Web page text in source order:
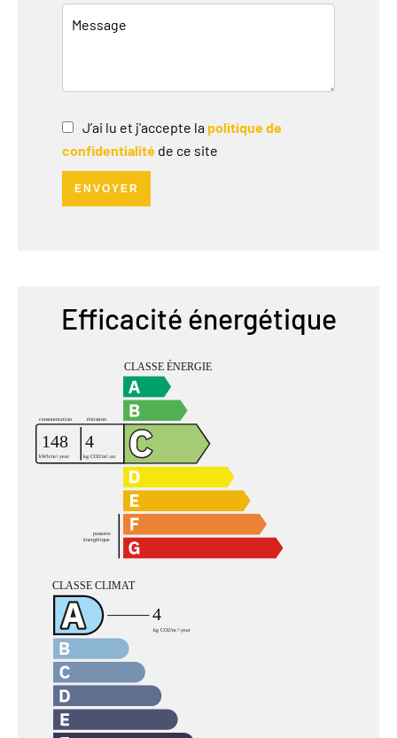
J’ai lu et j'accepte la politique de
confidentialité de ce site
ENVOYER
Efficacité énergétique